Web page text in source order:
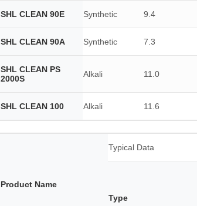
SHL CLEAN 90E Synthetic 9.4
SHL CLEAN 90A Synthetic 7.3
SHL CLEAN PS
2000S
Alkali 11.0
SHL CLEAN 100 Alkali 11.6
Product Name
Typical Data
Type